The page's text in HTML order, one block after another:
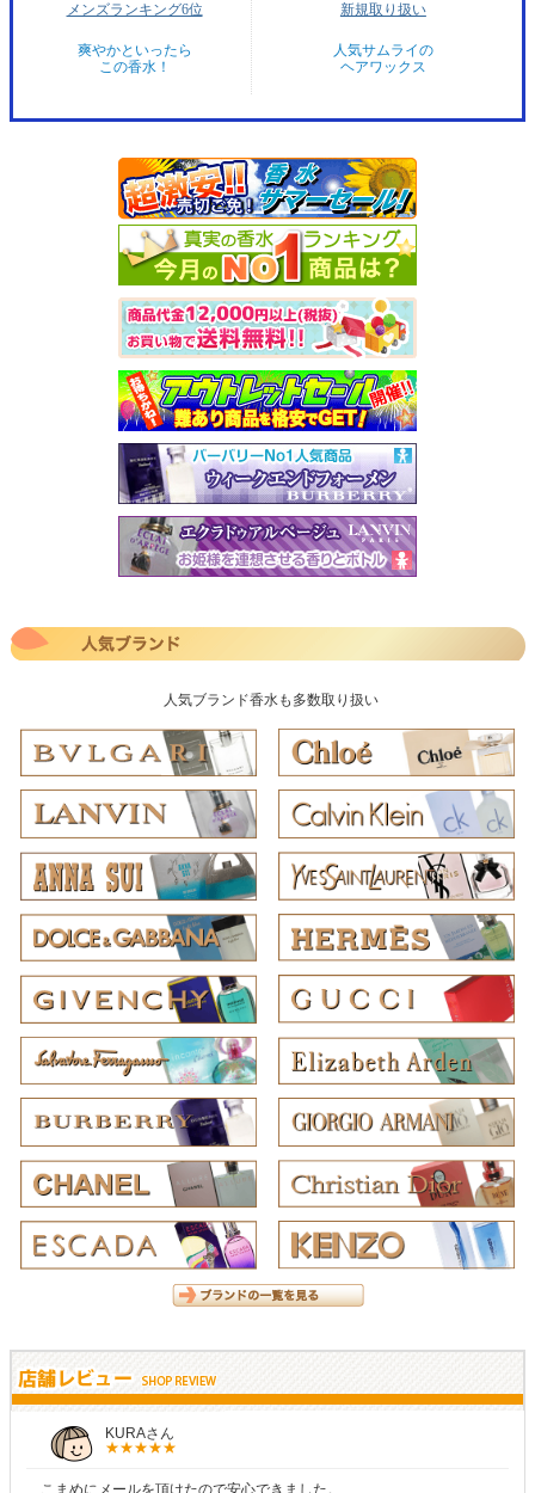
メンズランキング6位
爽やかといったら
この香水！
新規取り扱い
人気サムライの
ヘアワックス
人気ブランド香水も多数取り扱い
しらすさん
商品が早く届いたのでよかったです。また利用させてもらいます！